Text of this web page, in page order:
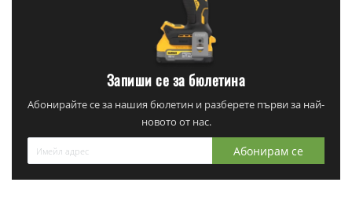
Запиши се за бюлетина
Абонирайте се за нашия бюлетин и разберете първи за най-
новото от нас.
Абонирам се